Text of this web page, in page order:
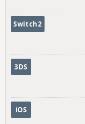
Switch2
3DS
iOS